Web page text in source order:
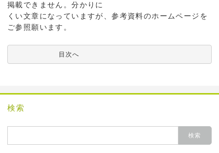
掲載できません。分かりに
くい文章になっていますが、参考資料のホームページを
ご参照願います。
          目次へ
検索